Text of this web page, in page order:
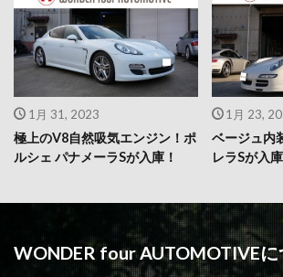
1月 31, 2023
極上のV8自然吸気エンジン！ポ
ルシェ パナメーラSが入庫！
1月 23,
ベージュ内
レラSが入
WONDER four AUTOMOTIVEに